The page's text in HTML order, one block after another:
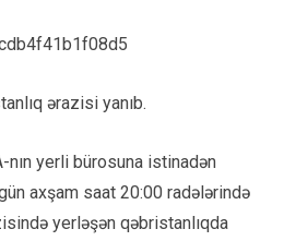
ərazisi yanıb.
nın yerli bürosuna istinadən
axşam saat 20:00 radələrində
yerləşən qəbristanlıqda